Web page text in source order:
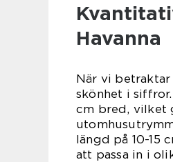
Havanna
När vi betraktar
skönhet i
cm bred, vilket
längd på 10-15
att passa in i